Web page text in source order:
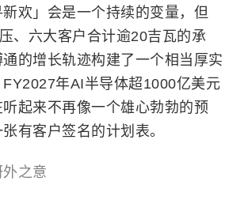
欢」会是一个持续的变量，但
、六大客户合计逾20吉瓦的承
的增长轨迹构建了一个相当厚实
FY2027年AI半导体超1000亿美元
起来不再像一个雄心勃勃的预
有客户签名的计划表。
之意